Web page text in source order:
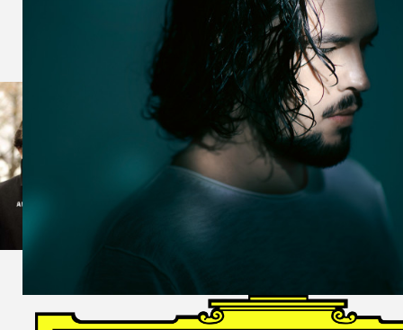
LIEDERKREIS
OP. 24
SECHS
MONOLOGE
AUS
JEDERMANN
GESÄNGE